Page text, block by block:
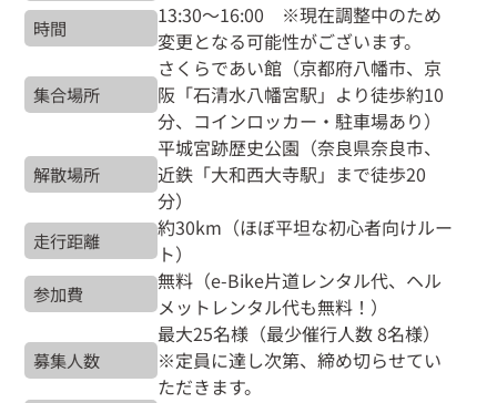
時間
13:30～16:00 ※現在調整中のため
変更となる可能性がございます。
集合場所
さくらであい館（京都府八幡市、京
阪「石清水八幡宮駅」より徒歩約10
分、コインロッカー・駐車場あり）
解散場所
平城宮跡歴史公園（奈良県奈良市、
近鉄「大和西大寺駅」まで徒歩20
分）
走行距離
約30km（ほぼ平坦な初心者向けルー
ト）
参加費
無料（e-Bike片道レンタル代、ヘル
メットレンタル代も無料！）
募集人数
最大25名様（最少催行人数 8名様）
※定員に達し次第、締め切らせてい
ただきます。